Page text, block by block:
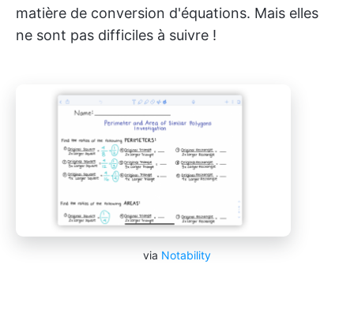
matière de conversion d'équations. Mais elles
ne sont pas difficiles à suivre !
via Notability